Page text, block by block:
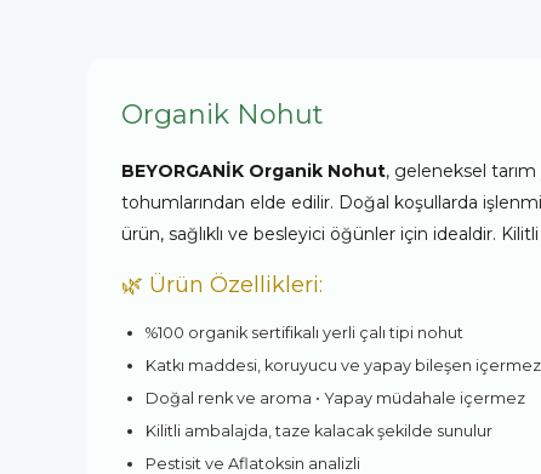
Organik Nohut
BEYORGANİK Organik Nohut, geleneksel
tohumlarından elde edilir. Doğal koşullarda
ürün, sağlıklı ve besleyici öğünler için idealdir.
🌿 Ürün Özellikleri:
%100 organik sertifikalı yerli çalı tipi nohut
Katkı maddesi, koruyucu ve yapay bileşen içermez
Doğal renk ve aroma • Yapay müdahale içermez
Kilitli ambalajda, taze kalacak şekilde sunulur
Pestisit ve Aflatoksin analizli